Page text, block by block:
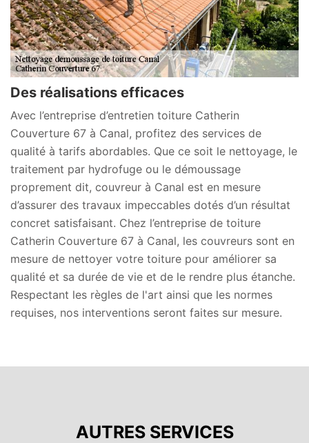
Des réalisations efficaces
Avec l’entreprise d’entretien toiture Catherin
Couverture 67 à Canal, profitez des services de
qualité à tarifs abordables. Que ce soit le nettoyage, le
traitement par hydrofuge ou le démoussage
proprement dit, couvreur à Canal est en mesure
d’assurer des travaux impeccables dotés d’un résultat
concret satisfaisant. Chez l’entreprise de toiture
Catherin Couverture 67 à Canal, les couvreurs sont en
mesure de nettoyer votre toiture pour améliorer sa
qualité et sa durée de vie et de le rendre plus étanche.
Respectant les règles de l'art ainsi que les normes
requises, nos interventions seront faites sur mesure.
AUTRES SERVICES